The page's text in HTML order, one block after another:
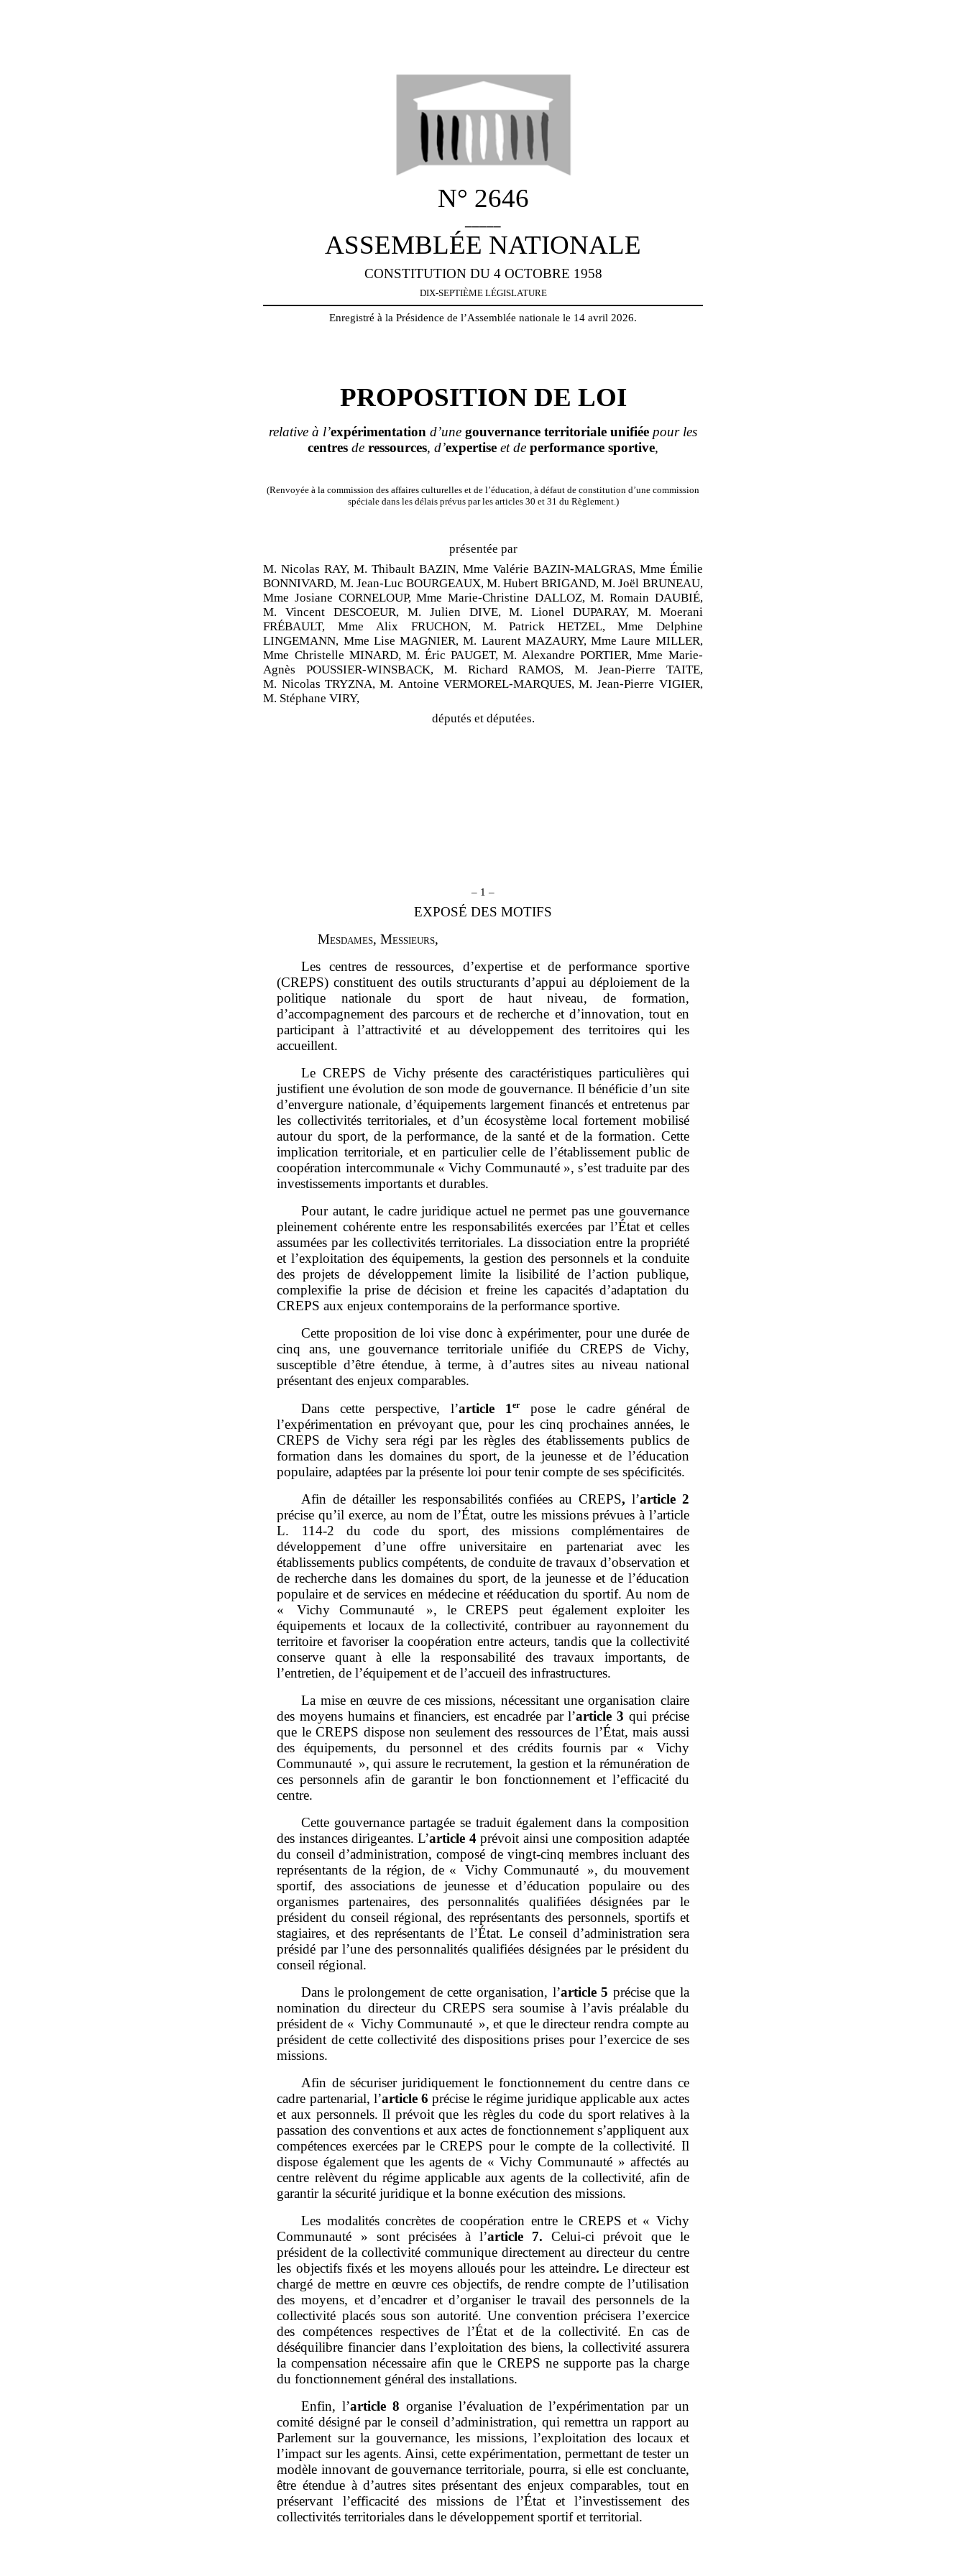
N° 2646
ASSEMBLÉE NATIONALE
CONSTITUTION DU 4 OCTOBRE 1958
DIX-SEPTIÈME LÉGISLATURE
Enregistré à la Présidence de l’Assemblée nationale le 14 avril 2026.
PROPOSITION DE LOI
relative à l’expérimentation d’une gouvernance territoriale unifiée pour les
centres de ressources, d’expertise et de performance sportive,
(Renvoyée à la commission des affaires culturelles et de l’éducation, à défaut de constitution d’une commission
spéciale dans les délais prévus par les articles 30 et 31 du Règlement.)
présentée par
M. Nicolas RAY, M. Thibault BAZIN, Mme Valérie BAZIN-MALGRAS, Mme Émilie
BONNIVARD, M. Jean-Luc BOURGEAUX, M. Hubert BRIGAND, M. Joël BRUNEAU,
Mme Josiane CORNELOUP, Mme Marie-Christine DALLOZ, M. Romain DAUBIÉ,
M. Vincent DESCOEUR, M. Julien DIVE, M. Lionel DUPARAY, M. Moerani
FRÉBAULT, Mme Alix FRUCHON, M. Patrick HETZEL, Mme Delphine
LINGEMANN, Mme Lise MAGNIER, M. Laurent MAZAURY, Mme Laure MILLER,
Mme Christelle MINARD, M. Éric PAUGET, M. Alexandre PORTIER, Mme Marie-
Agnès POUSSIER-WINSBACK, M. Richard RAMOS, M. Jean-Pierre TAITE,
M. Nicolas TRYZNA, M. Antoine VERMOREL-MARQUES, M. Jean-Pierre VIGIER,
M. Stéphane VIRY,
députés et députées.
– 1 –
EXPOSÉ DES MOTIFS
Mesdames, Messieurs,
Les centres de ressources, d’expertise et de performance sportive
(CREPS) constituent des outils structurants d’appui au déploiement de la
politique nationale du sport de haut niveau, de formation,
d’accompagnement des parcours et de recherche et d’innovation, tout en
participant à l’attractivité et au développement des territoires qui les
accueillent.
Le CREPS de Vichy présente des caractéristiques particulières qui
justifient une évolution de son mode de gouvernance. Il bénéficie d’un site
d’envergure nationale, d’équipements largement financés et entretenus par
les collectivités territoriales, et d’un écosystème local fortement mobilisé
autour du sport, de la performance, de la santé et de la formation. Cette
implication territoriale, et en particulier celle de l’établissement public de
coopération intercommunale « Vichy Communauté », s’est traduite par des
investissements importants et durables.
Pour autant, le cadre juridique actuel ne permet pas une gouvernance
pleinement cohérente entre les responsabilités exercées par l’État et celles
assumées par les collectivités territoriales. La dissociation entre la propriété
et l’exploitation des équipements, la gestion des personnels et la conduite
des projets de développement limite la lisibilité de l’action publique,
complexifie la prise de décision et freine les capacités d’adaptation du
CREPS aux enjeux contemporains de la performance sportive.
Cette proposition de loi vise donc à expérimenter, pour une durée de
cinq ans, une gouvernance territoriale unifiée du CREPS de Vichy,
susceptible d’être étendue, à terme, à d’autres sites au niveau national
présentant des enjeux comparables.
Dans cette perspective, l’article 1er
pose le cadre général de
l’expérimentation en prévoyant que, pour les cinq prochaines années, le
CREPS de Vichy sera régi par les règles des établissements publics de
formation dans les domaines du sport, de la jeunesse et de l’éducation
populaire, adaptées par la présente loi pour tenir compte de ses spécificités.
Afin de détailler les responsabilités confiées au CREPS, l’article 2
précise qu’il exerce, au nom de l’État, outre les missions prévues à l’article
L. 114‑2 du code du sport, des missions complémentaires de
développement d’une offre universitaire en partenariat avec les
établissements publics compétents, de conduite de travaux d’observation et
de recherche dans les domaines du sport, de la jeunesse et de l’éducation
populaire et de services en médecine et rééducation du sportif. Au nom de
« Vichy Communauté », le CREPS peut également exploiter les
équipements et locaux de la collectivité, contribuer au rayonnement du
territoire et favoriser la coopération entre acteurs, tandis que la collectivité
conserve quant à elle la responsabilité des travaux importants, de
l’entretien, de l’équipement et de l’accueil des infrastructures.
La mise en œuvre de ces missions, nécessitant une organisation claire
des moyens humains et financiers, est encadrée par l’article 3 qui précise
que le CREPS dispose non seulement des ressources de l’État, mais aussi
des équipements, du personnel et des crédits fournis par « Vichy
Communauté », qui assure le recrutement, la gestion et la rémunération de
ces personnels afin de garantir le bon fonctionnement et l’efficacité du
centre.
Cette gouvernance partagée se traduit également dans la composition
des instances dirigeantes. L’article 4prévoit ainsi une composition adaptée
du conseil d’administration, composé de vingt‑cinq membres incluant des
représentants de la région, de « Vichy Communauté », du mouvement
sportif, des associations de jeunesse et d’éducation populaire ou des
organismes partenaires, des personnalités qualifiées désignées par le
président du conseil régional, des représentants des personnels, sportifs et
stagiaires, et des représentants de l’État. Le conseil d’administration sera
présidé par l’une des personnalités qualifiées désignées par le président du
conseil régional.
Dans le prolongement de cette organisation, l’article 5 précise que la
nomination du directeur du CREPS sera soumise à l’avis préalable du
président de « Vichy Communauté », et que le directeur rendra compte au
président de cette collectivité des dispositions prises pour l’exercice de ses
missions.
Afin de sécuriser juridiquement le fonctionnement du centre dans ce
cadre partenarial, l’article 6 précise le régime juridique applicable aux actes
et aux personnels. Il prévoit que les règles du code du sport relatives à la
passation des conventions et aux actes de fonctionnement s’appliquent aux
compétences exercées par le CREPS pour le compte de la collectivité. Il
dispose également que les agents de « Vichy Communauté » affectés au
centre relèvent du régime applicable aux agents de la collectivité, afin de
garantir la sécurité juridique et la bonne exécution des missions.
Les modalités concrètes de coopération entre le CREPS et « Vichy
Communauté » sont précisées à l’article 7.Celui‑ci prévoit que le
président de la collectivité communique directement au directeur du centre
les objectifs fixés et les moyens alloués pour les atteindre.Le directeur est
chargé de mettre en œuvre ces objectifs, de rendre compte de l’utilisation
des moyens, et d’encadrer et d’organiser le travail des personnels de la
collectivité placés sous son autorité. Une convention précisera l’exercice
des compétences respectives de l’État et de la collectivité. En cas de
déséquilibre financier dans l’exploitation des biens, la collectivité assurera
la compensation nécessaire afin que le CREPS ne supporte pas la charge
du fonctionnement général des installations.
Enfin, l’article 8 organise l’évaluation de l’expérimentation par un
comité désigné par le conseil d’administration, qui remettra un rapport au
Parlement sur la gouvernance, les missions, l’exploitation des locaux et
l’impact sur les agents. Ainsi, cette expérimentation, permettant de tester un
modèle innovant de gouvernance territoriale, pourra, si elle est concluante,
être étendue à d’autres sites présentant des enjeux comparables, tout en
préservant l’efficacité des missions de l’État et l’investissement des
collectivités territoriales dans le développement sportif et territorial.